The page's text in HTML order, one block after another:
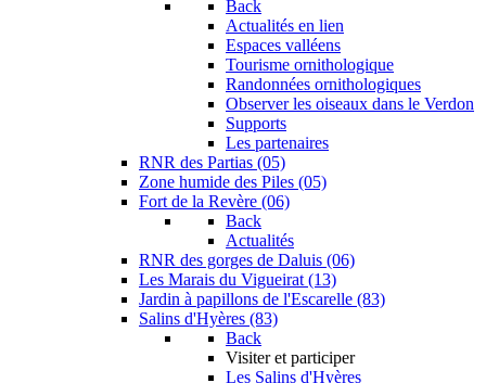
Back
Actualités en lien
Espaces valléens
Tourisme ornithologique
Randonnées ornithologiques
Observer les oiseaux dans le Verdon
Supports
Les partenaires
RNR des Partias (05)
Zone humide des Piles (05)
Fort de la Revère (06)
Back
Actualités
RNR des gorges de Daluis (06)
Les Marais du Vigueirat (13)
Jardin à papillons de l'Escarelle (83)
Salins d'Hyères (83)
Back
Visiter et participer
Les Salins d'Hyères